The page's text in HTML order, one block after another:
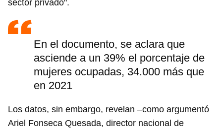
sector privado".
En el documento, se aclara que
asciende a un 39% el porcentaje de
mujeres ocupadas, 34.000 más que
en 2021
Los datos, sin embargo, revelan –como argumentó
Ariel Fonseca Quesada, director nacional de